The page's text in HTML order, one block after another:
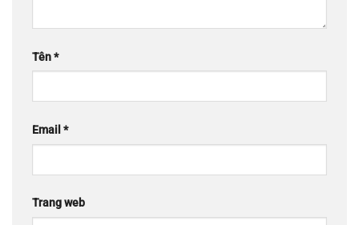
Tên*
Email *
Trang web